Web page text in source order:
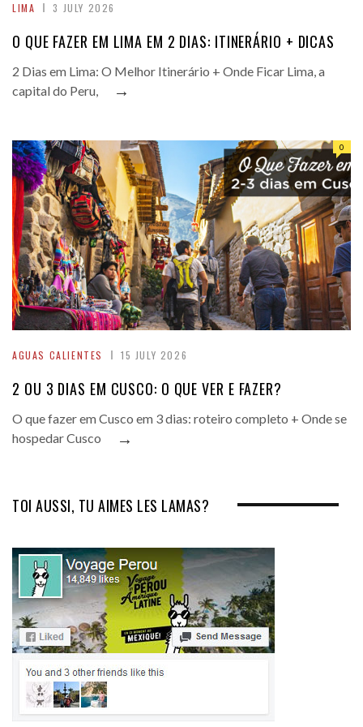
LIMA 3 JULY 2026
O QUE FAZER EM LIMA EM 2 DIAS: ITINERÁRIO + DICAS
2 Dias em Lima: O Melhor Itinerário + Onde Ficar Lima, a
capital do Peru,
→
AGUAS CALIENTES 15 JULY 2026
0
2 OU 3 DIAS EM CUSCO: O QUE VER E FAZER?
O que fazer em Cusco em 3 dias: roteiro completo + Onde se
hospedar Cusco
→
TOI AUSSI, TU AIMES LES LAMAS?